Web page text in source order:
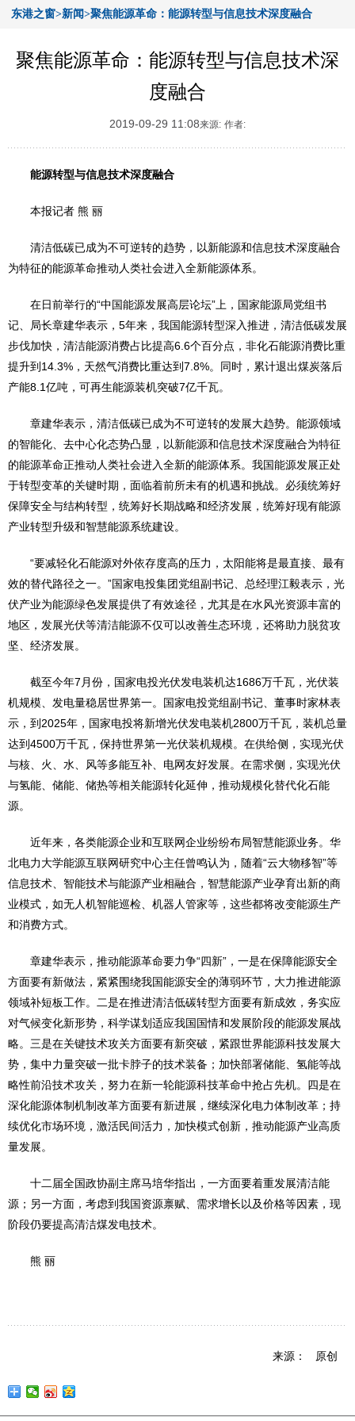
东港之窗>新闻>聚焦能源革命：能源转型与信息技术深度融合
聚焦能源革命：能源转型与信息技术深
度融合
2019-09-29 11:08来源: 作者:
能源转型与信息技术深度融合
本报记者 熊 丽
清洁低碳已成为不可逆转的趋势，以新能源和信息技术深度融合
为特征的能源革命推动人类社会进入全新能源体系。
在日前举行的“中国能源发展高层论坛”上，国家能源局党组书
记、局长章建华表示，5年来，我国能源转型深入推进，清洁低碳发展
步伐加快，清洁能源消费占比提高6.6个百分点，非化石能源消费比重
提升到14.3%，天然气消费比重达到7.8%。同时，累计退出煤炭落后
产能8.1亿吨，可再生能源装机突破7亿千瓦。
章建华表示，清洁低碳已成为不可逆转的发展大趋势。能源领域
的智能化、去中心化态势凸显，以新能源和信息技术深度融合为特征
的能源革命正推动人类社会进入全新的能源体系。我国能源发展正处
于转型变革的关键时期，面临着前所未有的机遇和挑战。必须统筹好
保障安全与结构转型，统筹好长期战略和经济发展，统筹好现有能源
产业转型升级和智慧能源系统建设。
“要减轻化石能源对外依存度高的压力，太阳能将是最直接、最有
效的替代路径之一。”国家电投集团党组副书记、总经理江毅表示，光
伏产业为能源绿色发展提供了有效途径，尤其是在水风光资源丰富的
地区，发展光伏等清洁能源不仅可以改善生态环境，还将助力脱贫攻
坚、经济发展。
截至今年7月份，国家电投光伏发电装机达1686万千瓦，光伏装
机规模、发电量稳居世界第一。国家电投党组副书记、董事时家林表
示，到2025年，国家电投将新增光伏发电装机2800万千瓦，装机总量
达到4500万千瓦，保持世界第一光伏装机规模。在供给侧，实现光伏
与核、火、水、风等多能互补、电网友好发展。在需求侧，实现光伏
与氢能、储能、储热等相关能源转化延伸，推动规模化替代化石能
源。
近年来，各类能源企业和互联网企业纷纷布局智慧能源业务。华
北电力大学能源互联网研究中心主任曾鸣认为，随着“云大物移智”等
信息技术、智能技术与能源产业相融合，智慧能源产业孕育出新的商
业模式，如无人机智能巡检、机器人管家等，这些都将改变能源生产
和消费方式。
章建华表示，推动能源革命要力争“四新”，一是在保障能源安全
方面要有新做法，紧紧围绕我国能源安全的薄弱环节，大力推进能源
领域补短板工作。二是在推进清洁低碳转型方面要有新成效，务实应
对气候变化新形势，科学谋划适应我国国情和发展阶段的能源发展战
略。三是在关键技术攻关方面要有新突破，紧跟世界能源科技发展大
势，集中力量突破一批卡脖子的技术装备；加快部署储能、氢能等战
略性前沿技术攻关，努力在新一轮能源科技革命中抢占先机。四是在
深化能源体制机制改革方面要有新进展，继续深化电力体制改革；持
续优化市场环境，激活民间活力，加快模式创新，推动能源产业高质
量发展。
十二届全国政协副主席马培华指出，一方面要着重发展清洁能
源；另一方面，考虑到我国资源禀赋、需求增长以及价格等因素，现
阶段仍要提高清洁煤发电技术。
熊 丽
来源： 原创